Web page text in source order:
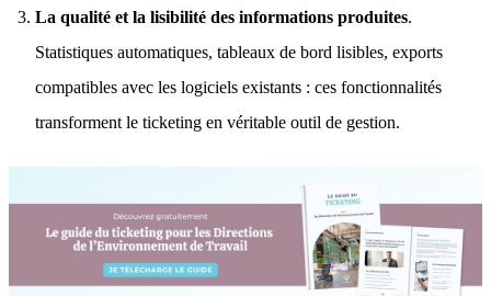
La qualité et la lisibilité des informations produites.
Statistiques automatiques, tableaux de bord lisibles, exports
compatibles avec les logiciels existants : ces fonctionnalités
transforment le ticketing en véritable outil de gestion.